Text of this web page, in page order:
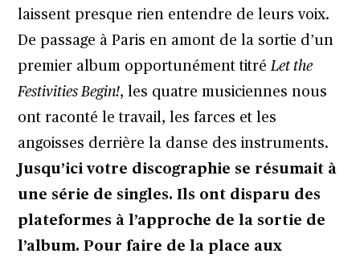
laissent presque rien entendre de leurs voix.
De passage à Paris en amont de la sortie d’un
premier album opportunément titréLet the
Festivities Begin!, les quatre musiciennes nous
ont raconté le travail, les farces et les
angoisses derrière la danse des instruments.
Jusqu’ici votre discographie se résumait à
une série de singles. Ils ont disparu des
plateformes à l’approche de la sortie de
l’album. Pour faire de la place aux